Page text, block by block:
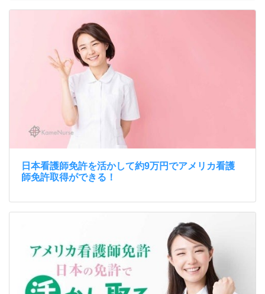
日本看護師免許を活かして約9万円でアメリカ看護
師免許取得ができる！